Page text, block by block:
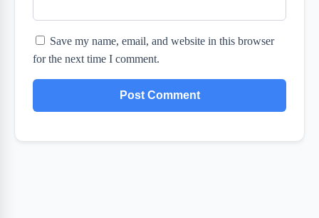
Save my name, email, and website in this browser
for the next time I comment.